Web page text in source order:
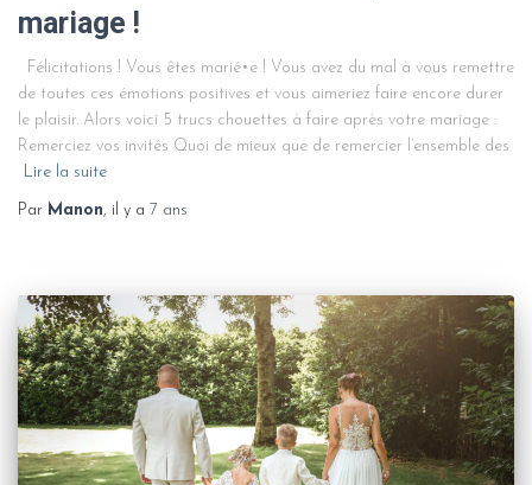
mariage !
Félicitations ! Vous êtes marié•e ! Vous avez du mal à vous remettre
de toutes ces émotions positives et vous aimeriez faire encore durer
le plaisir. Alors voici 5 trucs chouettes à faire après votre mariage :
Remerciez vos invités Quoi de mieux que de remercier l’ensemble des
Lire la suite
Par Manon, il y a 7 ans